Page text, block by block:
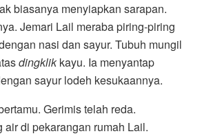
biasanya menyiapkan sarapan.
Jemari Lail meraba piring-piring
nasi dan sayur. Tubuh mungil
dingklikkayu. Ia menyantap
sayur lodeh kesukaannya.
Gerimis telah reda.
air di pekarangan rumah Lail.